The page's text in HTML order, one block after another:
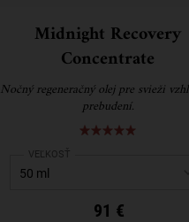
Midnight Recovery
Concentrate
Nočný regeneračný olej pre svieži
prebudení.
Select a
VEĽKOSŤ
91 €